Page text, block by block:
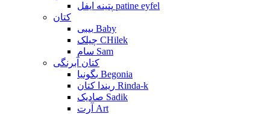
پتینه ایفل patine eyfel
کتان
بیبی Baby
چیلک CHilek
سام Sam
کتان آبرنگی
بگونیا Begonia
ریندا کتان Rinda-k
صادیک Sadik
آرت Art